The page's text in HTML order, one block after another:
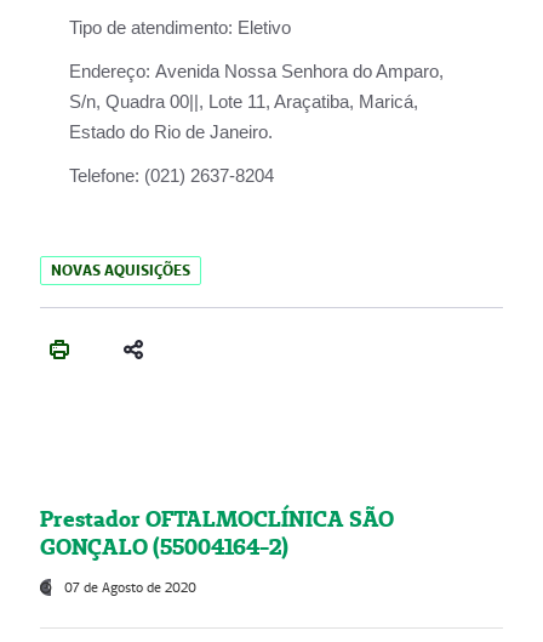
Tipo de atendimento: Eletivo
Endereço: Avenida Nossa Senhora do Amparo,
S/n, Quadra 00||, Lote 11, Araçatiba, Maricá,
Estado do Rio de Janeiro.
Telefone: (021) 2637-8204
NOVAS AQUISIÇÕES
Prestador OFTALMOCLÍNICA SÃO
GONÇALO (55004164-2)
07 de Agosto de 2020